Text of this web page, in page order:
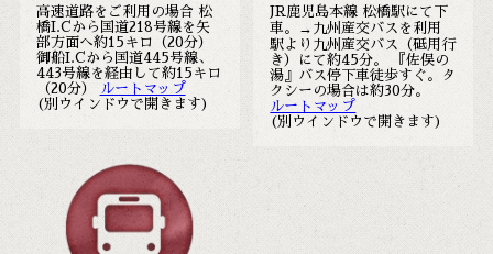
高速道路をご利用の場合 松
橋I.Cから国道218号線を矢
部方面へ約15キロ（20分）
御船I.Cから国道445号線、
443号線を経由して約15キロ
（20分）
ルートマップ
(別ウインドウで開きます)
JR鹿児島本線 松橋駅にて下
車。→九州産交バスを利用
駅より九州産交バス（砥用行
き）にて約45分。 『佐俣の
湯』バス停下車徒歩すぐ。タ
クシーの場合は約30分。
ルートマップ
(別ウインドウで開きます)